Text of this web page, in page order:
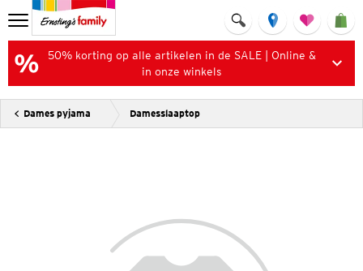
50% korting op alle artikelen in de SALE | Online &
in onze winkels
Dames pyjama Damesslaaptop